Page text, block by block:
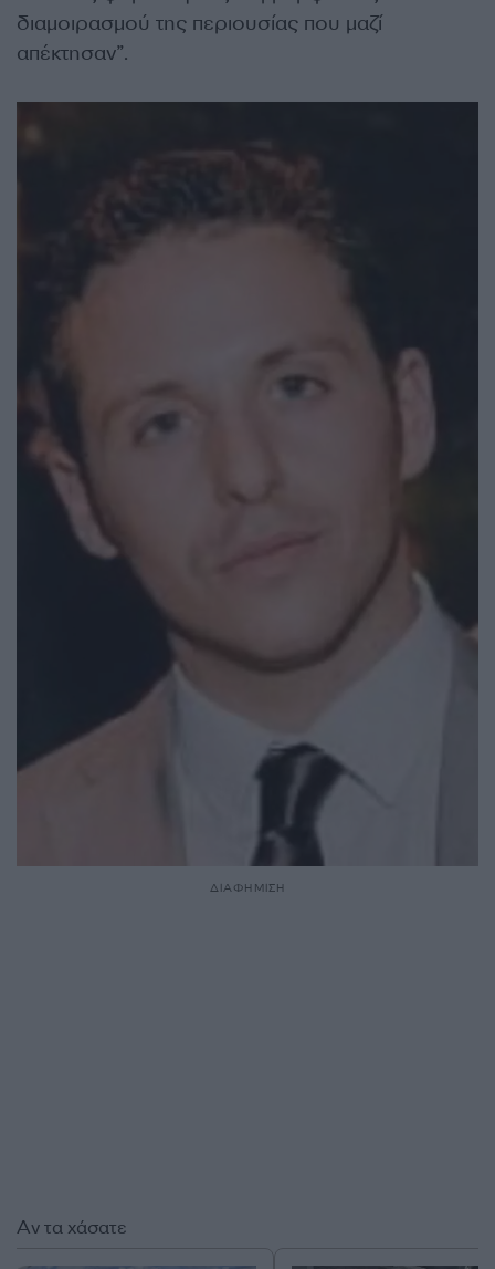
διαμοιρασμού της περιουσίας που μαζί
απέκτησαν”.
ΔΙΑΦΗΜΙΣΗ
Αν τα χάσατε